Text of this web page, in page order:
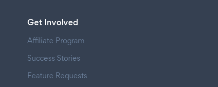
Get Involved
Affiliate Program
Success Stories
Feature Requests